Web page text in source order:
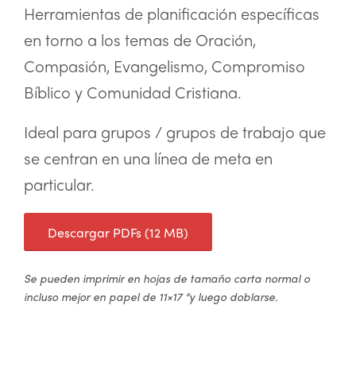
Herramientas de planificación específicas
en torno a los temas de Oración,
Compasión, Evangelismo, Compromiso
Bíblico y Comunidad Cristiana.
Ideal para grupos / grupos de trabajo que
se centran en una línea de meta en
particular.
Descargar PDFs (12 MB)
Se pueden imprimir en hojas de tamaño carta normal o
incluso mejor en papel de 11×17 “y luego doblarse.